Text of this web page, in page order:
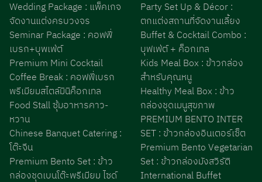
Wedding Package : แพ็คเกจ
จัดงานแต่งครบวงจร
Seminar Package : คอฟฟี่
เบรก+บุพเฟ่ต์
Premium Mini Cocktail
Coffee Break : คอฟฟี่เบรก
พรีเมียมสไตล์มินิค็อกเทล
Food Stall ซุ้มอาหารคาว-
หวาน
Chinese Banquet Catering :
โต๊ะจีน
Premium Bento Set : ข้าว
กล่องชุดเบนโต๊ะพรีเมียม ไซด์
Party Set Up & Décor :
ตกแต่งสถานที่จัดงานเลี้ยง
Buffet & Cocktail Combo :
บุฟเฟ่ต์ + ค็อกเทล
Kids Meal Box : ข้าวกล่อง
สำหรับคุณหนู
Healthy Meal Box : ข้าว
กล่องชุดเมนูสุขภาพ
PREMIUM BENTO INTER
SET : ข้าวกล่องอินเตอร์เซ็ต
Premium Bento Vegetarian
Set : ข้าวกล่องมังสวิรัติ
International Buffet